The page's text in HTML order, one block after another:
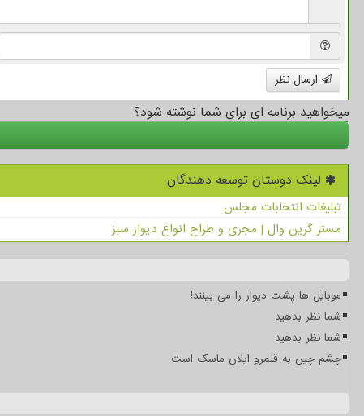
ارسال نظر
میخواهید برنامه ای برای شما نوشته شود؟
لینک دوستان توسعه دهندگان
تبلیغات انتخابات مجلس
مستر گرین وال | مجری و طراح انواع دیوار سبز
موبایل ها پشت دیوار را می بینند!
شما نظر بدهید
شما نظر بدهید
چشم چین به قلمرو ایلان ماسک است